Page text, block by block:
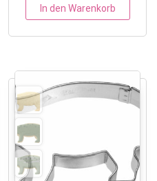
In den Warenkorb